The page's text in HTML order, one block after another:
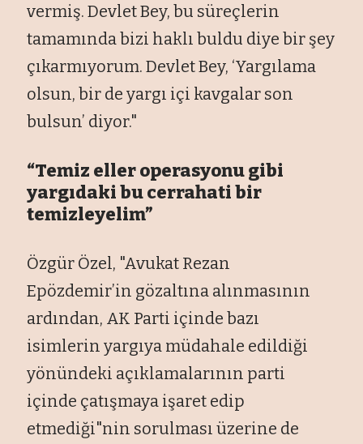
vermiş. Devlet Bey, bu süreçlerin
tamamında bizi haklı buldu diye bir şey
çıkarmıyorum. Devlet Bey, ‘Yargılama
olsun, bir de yargı içi kavgalar son
bulsun’ diyor."
“Temiz eller operasyonu gibi
yargıdaki bu cerrahati bir
temizleyelim”
Özgür Özel, "Avukat Rezan
Epözdemir’in gözaltına alınmasının
ardından, AK Parti içinde bazı
isimlerin yargıya müdahale edildiği
yönündeki açıklamalarının parti
içinde çatışmaya işaret edip
etmediği"nin sorulmasıüzerine de